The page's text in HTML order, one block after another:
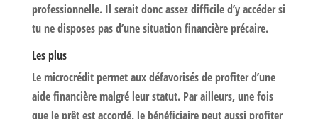
professionnelle. Il serait donc assez difficile d’y accéder si
tu ne disposes pas d’une situation financière précaire.
Les plus
Le microcrédit permet aux défavorisés de profiter d’une
aide financière malgré leur statut. Par ailleurs, une fois
que le prêt est accordé, le bénéficiaire peut aussi profiter